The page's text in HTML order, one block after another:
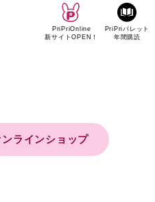
PriPriOnline
新サイトOPEN！
PriPriパレット
年間購読
ンラインショップ